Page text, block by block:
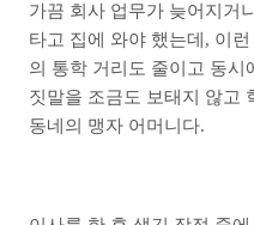
가끔 회사 업무가 늦어지거
타고 집에 와야 했는데 , 이
의 통학 거리도 줄이고 동
짓말을 조금도 보태지 않고
동네의 맹자 어머니다.